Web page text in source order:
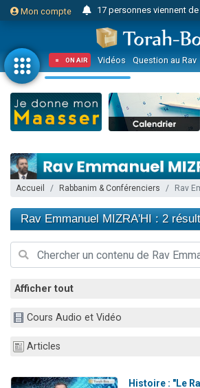
Mon compte
Il reste 49 places pour
23 personnes viennent de faire un don pour
Eva vient de donner son
3 personnes viennent de faire un don
Odaya vient de donner
12 nouvelles musiques
8 personnes viennent de faire un
ON AIR Vidéos Question au Rav
Accueil Rabbanim & Conférenciers Rav
Rav Emmanuel MIZRA'HI : 2
Afficher tout
Cours Audio et Vidéo
Articles
Histoire : "Le